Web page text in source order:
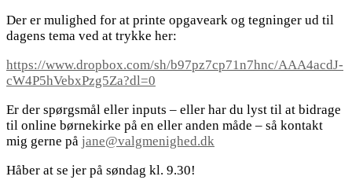
Der er mulighed for at printe opgaveark og tegninger ud til
dagens tema ved at trykke her:
https://www.dropbox.com/sh/b97pz7cp71n7hnc/AAA4acdJ-
cW4P5hVebxPzg5Za?dl=0
Er der spørgsmål eller inputs – eller har du lyst til at bidrage
til online børnekirke på en eller anden måde – så kontakt
mig gerne på jane@valgmenighed.dk
Håber at se jer på søndag kl. 9.30!